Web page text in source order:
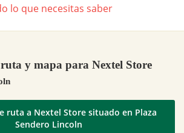
lo que necesitas saber
y mapa para Nextel Store
ruta a Nextel Store situado en Plaza
Sendero Lincoln